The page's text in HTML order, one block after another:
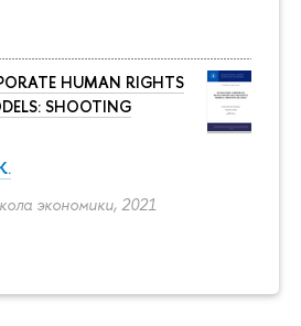
HUMAN RIGHTS
SHOOTING
экономики, 2021